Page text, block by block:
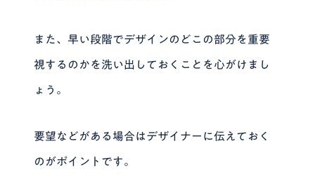
また、早い段階でデザインのどこの部分を重要
視するのかを洗い出しておくことを心がけまし
ょう。
要望などがある場合はデザイナーに伝えておく
のがポイントです。